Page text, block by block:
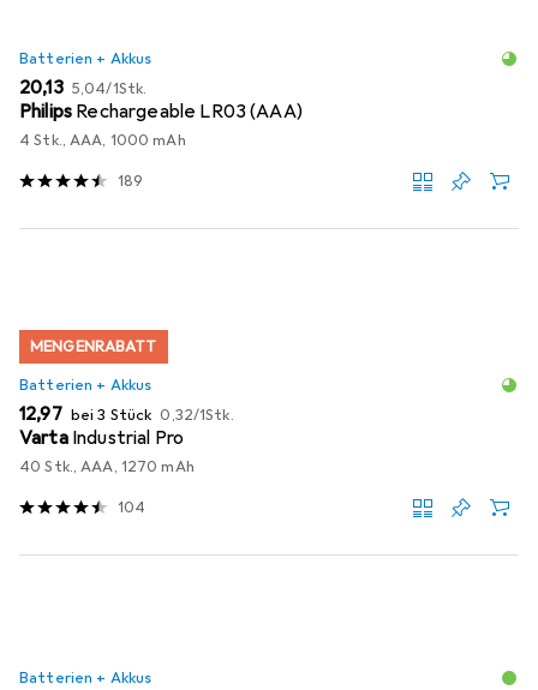
Batterien + Akkus
EUR
20,13 EUR
5,04/1Stk.
Philips Rechargeable LR03 (AAA)
4 Stk., AAA, 1000 mAh
189
MENGENRABATT
Batterien + Akkus
EUR
12,97 bei 3 Stück EUR
0,32/1Stk.
Varta Industrial Pro
40 Stk., AAA, 1270 mAh
104
Batterien + Akkus